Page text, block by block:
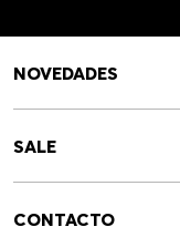
NOVEDADES
SALE
CONTACTO